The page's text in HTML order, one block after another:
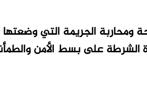
ومحاربة الجريمة التي
الشرطة على بسط الأمن